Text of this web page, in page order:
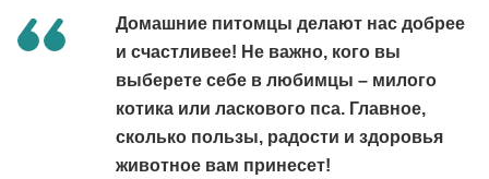
Домашние питомцы делают нас добрее
и счастливее! Не важно, кого вы
выберете себе в любимцы – милого
котика или ласкового пса. Главное,
сколько пользы, радости и здоровья
животное вам принесет!